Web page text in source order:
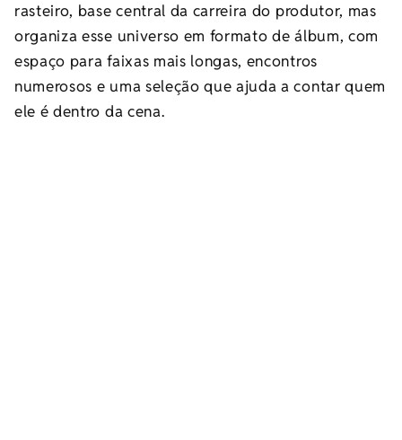
rasteiro, base central da carreira do produtor, mas
organiza esse universo em formato de álbum, com
espaço para faixas mais longas, encontros
numerosos e uma seleção que ajuda a contar quem
ele é dentro da cena.